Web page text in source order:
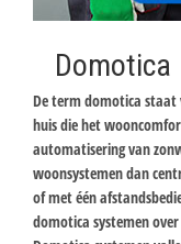
Domotica
De term domotica staat
huis die het
automatisering van
woonsystemen dan
of met één
domotica systemen